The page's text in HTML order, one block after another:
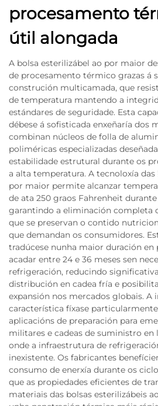
procesamento
útil alongada
A bolsa esterilizábel ao por maior
de procesamento térmico grazas á
construción multicamada, que
de temperatura mantendo a
estándares de seguridade. Esta
débese á sofisticada enxeñaría dos
combinan núcleos de folla de
poliméricas especializadas
estabilidade estrutural durante os
a alta temperatura. A tecnoloxía das
por maior permite alcanzar
de ata 250 graos Fahrenheit
garantindo a eliminación completa
que se preservan o contido
que demandan os consumidores.
tradúcese nunha maior duración en
acadar entre 24 e 36 meses sen
refrigeración, reducindo
distribución en cadea fría e
expansión nos mercados globais. A
característica fíxase
aplicacións de preparación para
militares e cadeas de suministro en
onde a infraestrutura de
inexistente. Os fabricantes
consumo de enerxía durante os
que as propiedades eficientes de
materiais das bolsas esterilizábeis